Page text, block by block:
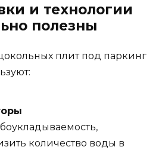
и технологии
полезны
плит под паркинг
количество воды в